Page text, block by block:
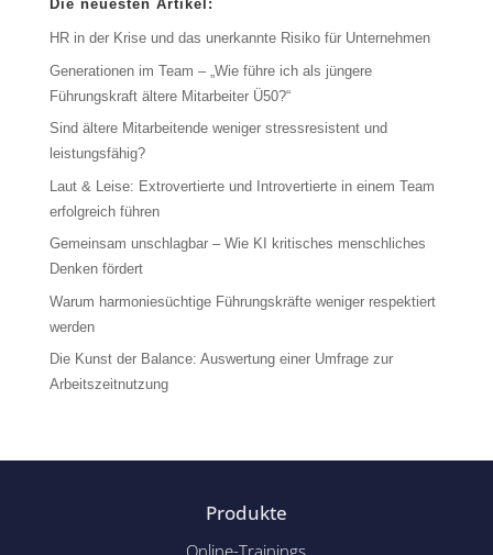
Die neuesten Artikel:
HR in der Krise und das unerkannte Risiko für Unternehmen
Generationen im Team – „Wie führe ich als jüngere
Führungskraft ältere Mitarbeiter Ü50?“
Sind ältere Mitarbeitende weniger stressresistent und
leistungsfähig?
Laut & Leise: Extrovertierte und Introvertierte in einem Team
erfolgreich führen
Gemeinsam unschlagbar – Wie KI kritisches menschliches
Denken fördert
Warum harmoniesüchtige Führungskräfte weniger respektiert
werden
Die Kunst der Balance: Auswertung einer Umfrage zur
Arbeitszeitnutzung
Produkte